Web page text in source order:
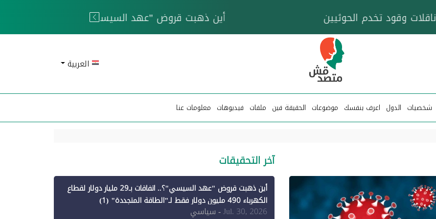
خزان عائم.. "متصدقش" تتبع شبكة ناقلات وقود تخدم الحوثيين
العربية
شخصيات الدول اعرف بنفسك موضوعات الحقيقة فين ملفات فيديوهات معلومات عنا
آخر التحقيقات
أين ذهبت قروض "عهد السيسي"؟.. اتفاقات بـ29 مليار دولار لقطاع
الكهرباء 490 مليون دولار فقط لـ"الطاقة المتجددة" (1)
Jul. 30, 2026- سياسي